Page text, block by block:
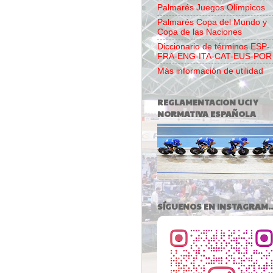
Palmarés Juegos Olímpicos
Palmarés Copa del Mundo y
Copa de las Naciones
Diccionario de términos ESP-
FRA-ENG-ITA-CAT-EUS-POR
Más información de utilidad
REGLAMENTACION UCI Y
NORMATIVA ESPAÑOLA
SÍGUENOS EN